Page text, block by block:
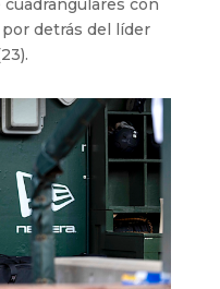
con
detrás del líder